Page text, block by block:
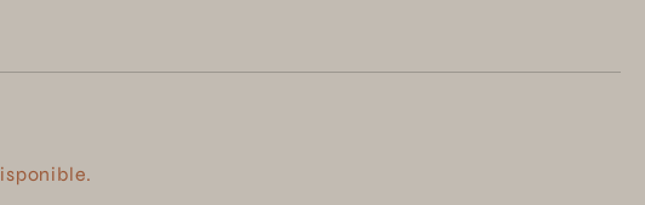
un éclat qui reflète la lumière et crée un effet saisissant dans